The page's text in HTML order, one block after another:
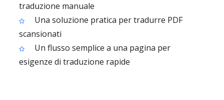
traduzione manuale
Una soluzione pratica per tradurre PDF
scansionati
Un flusso semplice a una pagina per
esigenze di traduzione rapide